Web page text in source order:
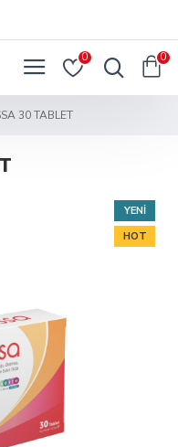
0 0
30 TABLET
YENI
HOT